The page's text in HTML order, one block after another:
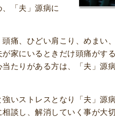
「夫」源病に
痛、ひどい肩こり、めまい
家にいるときだけ頭痛がす
たりがある方は、「夫」源
いストレスとなり「夫」源
談し、解消していく事が大切